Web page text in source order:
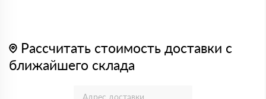
Рассчитать стоимость доставки с
ближайшего склада